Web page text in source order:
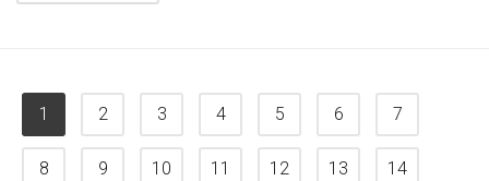
1 2 3 4 5 6 7
8 9 10 11 12 13 14